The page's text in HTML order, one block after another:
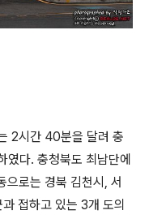
2시간 40분을 달려 충
였다. 충청북도 최남단에
으로는 경북 김천시, 서
접하고 있는 3개 도의